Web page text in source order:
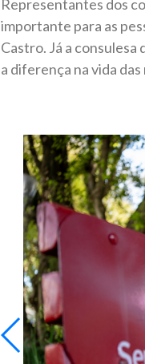
Representantes dos
importante para as
Castro. Já a consulesa
a diferença na vida